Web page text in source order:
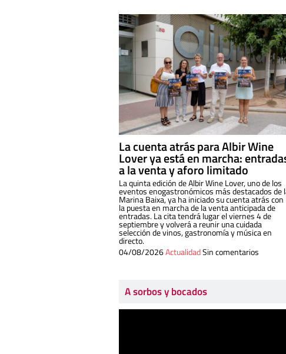
La cuenta atrás para Albir Wine
Lover ya está en marcha:
a la venta y aforo limitado
La quinta edición de Albir Wine Lover, uno de los
eventos enogastronómicos más destacados de
Marina Baixa, ya ha iniciado su cuenta atrás con
la puesta en marcha de la venta anticipada de
entradas. La cita tendrá lugar el viernes 4 de
septiembre y volverá a reunir una cuidada
selección de vinos, gastronomía y música en
directo.
04/08/2026ActualidadSin comentarios
A sorbos y bocados